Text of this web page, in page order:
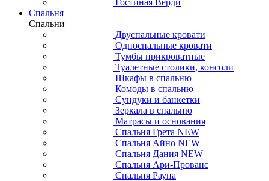
Спальня
Спальни
Двуспальные кровати
Односпальные кровати
Тумбы прикроватные
Туалетные столики, консоли
Шкафы в спальню
Комоды в спальню
Сундуки и банкетки
Зеркала в спальню
Матрасы и основания
Спальня Грета NEW
Спальня Айно NEW
Спальня Дания NEW
Спальня Ари-Прованс
Спальня Рауна